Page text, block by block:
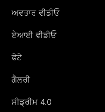
ਅਵਤਾਰ ਵੀਡੀਓ
ਏਆਈ ਵੀਡੀਓ
ਫੋਟੋ
ਗੈਲਰੀ
ਸੀਡ੍ਰੀਮ 4.0